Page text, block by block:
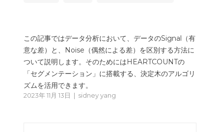
この記事ではデータ分析において、データのSignal（有
意な差）と、Noise（偶然による差）を区別する方法に
ついて説明します。そのためにはHEARTCOUNTの
「セグメンテーション」に搭載する、決定木のアルゴリ
ズムを活用できます。
2023年 11月 13日 | sidney yang